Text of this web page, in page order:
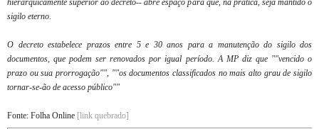
hierarquicamente superior ao decreto-- abre espaço para que, na prática, seja mantido o
sigilo eterno.
O decreto estabelece prazos entre 5 e 30 anos para a manutenção do sigilo dos
documentos, que podem ser renovados por igual período. A MP diz que ""vencido o
prazo ou sua prorrogação"", ""os documentos classificados no mais alto grau de sigilo
tornar-se-ão de acesso público""
Fonte: Folha Online [link quebrado]